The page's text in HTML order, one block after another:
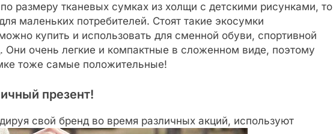
размеру тканевых сумках из холщи с детскими рисунками, то
маленьких потребителей. Стоят такие экосумки
купить и использовать для сменной обуви, спортивной
Они очень легкие и компактные в сложенном виде, поэтому
тоже самые положительные!
презент!
свой бренд во время различных акций, используют